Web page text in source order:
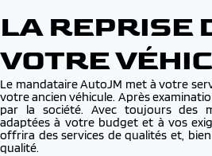
LA REPRISE
VOTRE
Le mandataire AutoJM met à votre
votre ancien véhicule. Après
par la société. Avec toujours des
adaptées à votre budget et à vos
offrira des services de qualités et,
qualité.